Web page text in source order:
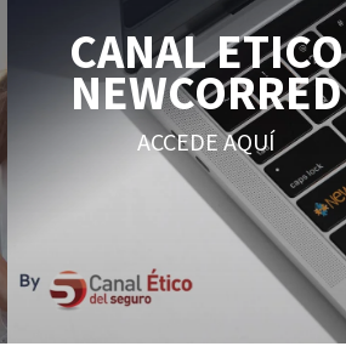
CANAL ETICO
NEWCORRED
ACCEDE AQUÍ